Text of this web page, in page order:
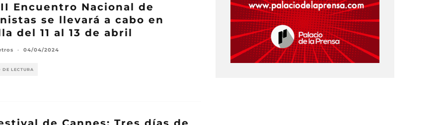
Encuentro Nacional de
se llevará a cabo en
del 11 al 13 de abril
· 04/04/2024
DE LECTURA